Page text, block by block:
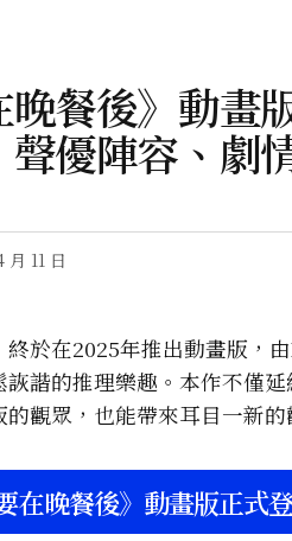
晚餐後》動畫
優陣容、劇
月 11 日
於在2025年推出動畫版，
諧的推理樂趣。本作不僅
觀眾，也能帶來耳目一新的
在晚餐後》動畫版正式